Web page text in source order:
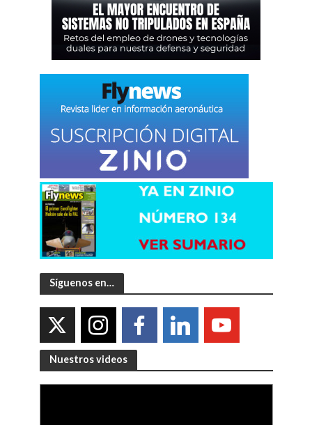
Síguenos en…
Nuestros videos